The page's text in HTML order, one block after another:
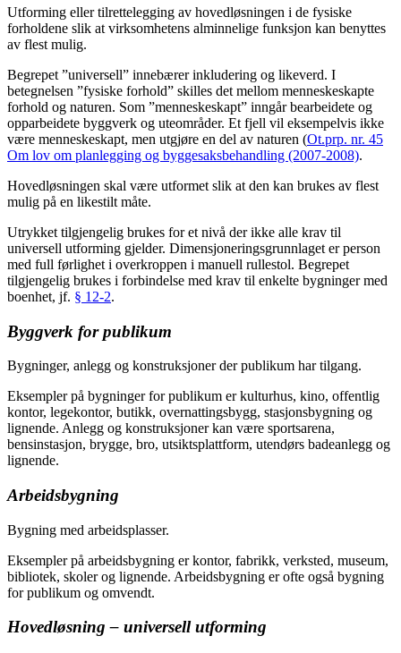
Utforming eller tilrettelegging av hovedløsningen i de fysiske
forholdene slik at virksomhetens alminnelige funksjon kan benyttes
av flest mulig.
Begrepet ”universell” innebærer inkludering og likeverd. I
betegnelsen ”fysiske forhold” skilles det mellom menneskeskapte
forhold og naturen. Som ”menneskeskapt” inngår bearbeidete og
opparbeidete byggverk og uteområder. Et fjell vil eksempelvis ikke
være menneskeskapt, men utgjøre en del av naturen (Ot.prp. nr. 45
Om lov om planlegging og byggesaksbehandling (2007-2008).
Hovedløsningen skal være utformet slik at den kan brukes av flest
mulig på en likestilt måte.
Utrykket tilgjengelig brukes for et nivå der ikke alle krav til
universell utforming gjelder. Dimensjoneringsgrunnlaget er person
med full førlighet i overkroppen i manuell rullestol. Begrepet
tilgjengelig brukes i forbindelse med krav til enkelte bygninger med
boenhet, jf. § 12-2.
Byggverk for publikum
Bygninger, anlegg og konstruksjoner der publikum har tilgang.
Eksempler på bygninger for publikum er kulturhus, kino, offentlig
kontor, legekontor, butikk, overnattingsbygg, stasjonsbygning og
lignende. Anlegg og konstruksjoner kan være sportsarena,
bensinstasjon, brygge, bro, utsiktsplattform, utendørs badeanlegg og
lignende.
Arbeidsbygning
Bygning med arbeidsplasser.
Eksempler på arbeidsbygning er kontor, fabrikk, verksted, museum,
bibliotek, skoler og lignende. Arbeidsbygning er ofte også bygning
for publikum og omvendt.
Hovedløsning – universell utforming